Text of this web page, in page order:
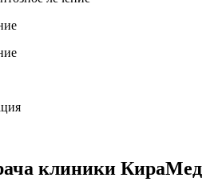
клиники КираМед